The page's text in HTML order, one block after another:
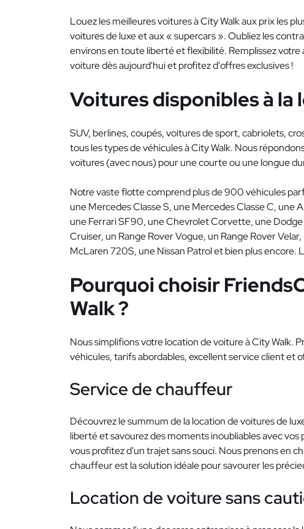
Louez les meilleures voitures à City Walk aux prix les
voitures de luxe et aux « supercars ». Oubliez les
environs en toute liberté et flexibilité. Remplissez
voiture dès aujourd'hui et profitez d'offres exclusives !
Voitures disponibles à la
SUV, berlines, coupés, voitures de sport, cabriolets,
tous les types de véhicules à City Walk. Nous
voitures (avec nous) pour une courte ou une longue
Notre vaste flotte comprend plus de 900 véhicules
une Mercedes Classe S, une Mercedes Classe C, une
une Ferrari SF90, une Chevrolet Corvette, une
Cruiser, un Range Rover Vogue, un Range Rover
McLaren 720S, une Nissan Patrol et bien plus encore.
Pourquoi choisir
Walk ?
Nous simplifions votre location de voiture à City Walk.
véhicules, tarifs abordables, excellent service client et
Service de chauffeur
Découvrez le summum de la location de voitures de
liberté et savourez des moments inoubliables avec
vous profitez d'un trajet sans souci. Nous prenons en
chauffeur est la solution idéale pour savourer les
Location de voiture sans